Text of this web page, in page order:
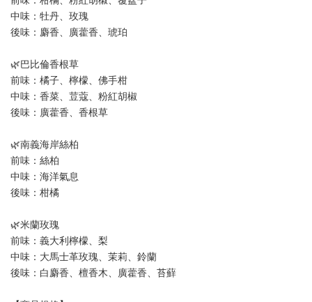
中味：牡丹、玫瑰
後味：麝香、廣藿香、琥珀
🌿巴比倫香根草
前味：橘子、檸檬、佛手柑
中味：香菜、荳蔻、粉紅胡椒
後味：廣藿香、香根草
🌿南義海岸絲柏
前味：絲柏
中味：海洋氣息
後味：柑橘
🌿米蘭玫瑰
前味：義大利檸檬、梨
中味：大馬士革玫瑰、茉莉、鈴蘭
後味：白麝香、檀香木、廣藿香、苔蘚